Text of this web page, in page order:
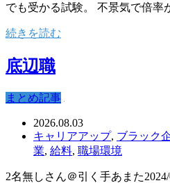
でも受かる試験。 不景気で倍
続きを読む
底辺職
まとめ記事
2026.08.03
キャリアアップ, ブラック
業, 給料, 職場環境
2名無しさん＠引く手あまた2024/